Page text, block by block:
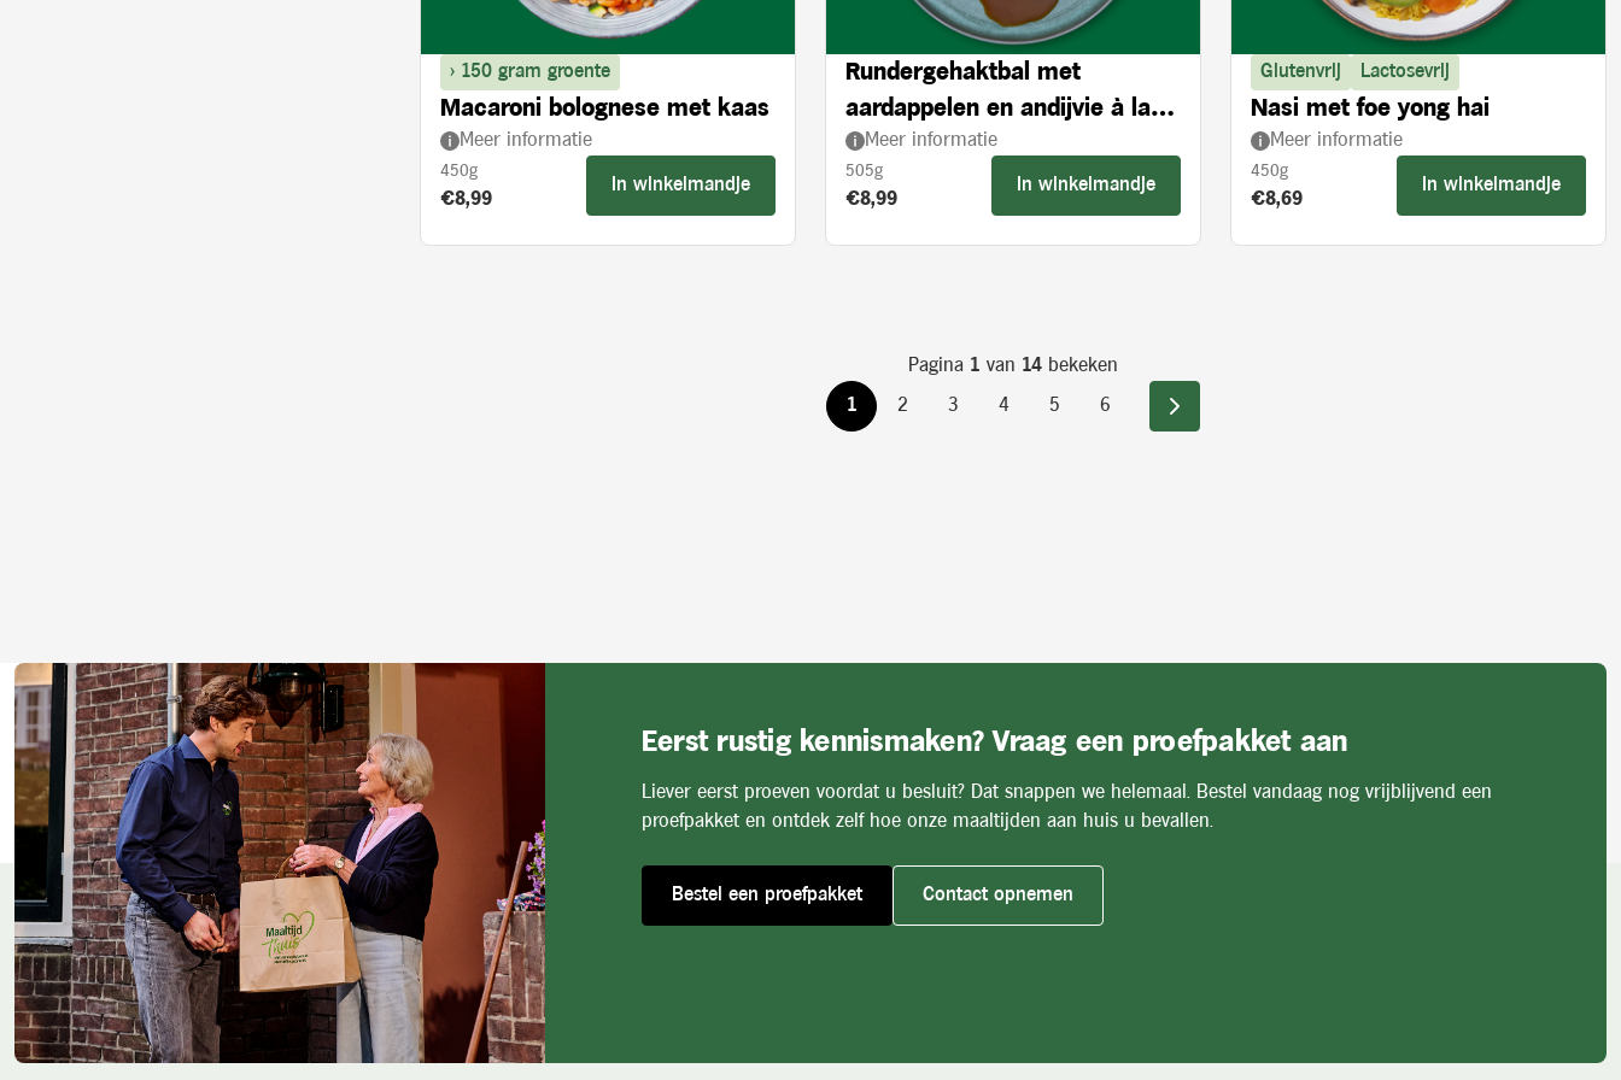
> 150 gram groente
Macaroni bolognese met kaas
Meer informatie
450g
Product prijs:
€8,99
In winkelmandje
Rundergehaktbal met
aardappelen en andijvie à la
crème
Meer informatie
505g
Product prijs:
€8,99
In winkelmandje
Glutenvrij Lactosevrij
Nasi met foe yong hai
Meer informatie
450g
Product prijs:
€8,69
In winkelmandje
Pagina 1 van 14 bekeken
1 2 3 4 5 6
Eerst rustig kennismaken? Vraag een proefpakket aan
Liever eerst proeven voordat u besluit? Dat snappen we helemaal. Bestel vandaag nog vrijblijvend een
proefpakket en ontdek zelf hoe onze maaltijden aan huis u bevallen.
Bestel een proefpakket Contact opnemen